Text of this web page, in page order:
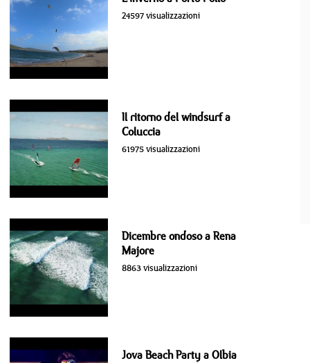
24597 visualizzazioni
Il ritorno del windsurf a
Coluccia
61975 visualizzazioni
Dicembre ondoso a Rena
Majore
8863 visualizzazioni
Jova Beach Party a Olbia